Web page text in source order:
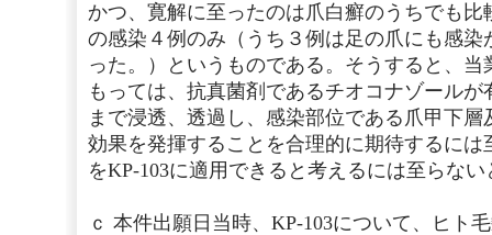
かつ、寛解に至ったのは爪白癬のうちでも
の感染４例のみ（うち３例は足の爪にも感
った。）というものである。そうすると、
もっては、抗真菌剤であるチオコナゾール
まで浸透、透過し、感染部位である爪甲下
効果を発揮することを合理的に期待するに
をKP-103に適用できると考えるには至らな
ｃ 本件出願日当時、KP-103について、ヒト